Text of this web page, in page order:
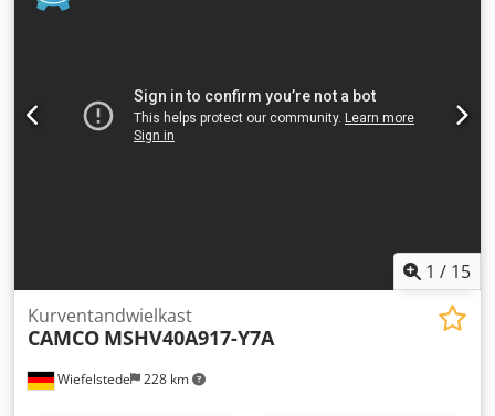
1 / 15
Wiefelstede 228 km
Kurventandwielkast
CAMCO MSHV40A917-Y7A